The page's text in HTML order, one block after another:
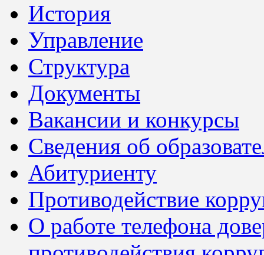
История
Управление
Структура
Документы
Вакансии и конкурсы
Сведения об
Абитуриенту
Противодействие
О работе телефона